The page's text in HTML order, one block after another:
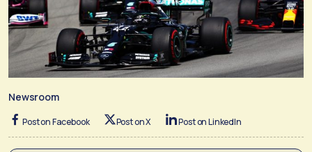
Newsroom
Post on Facebook Post on X Post on LinkedIn